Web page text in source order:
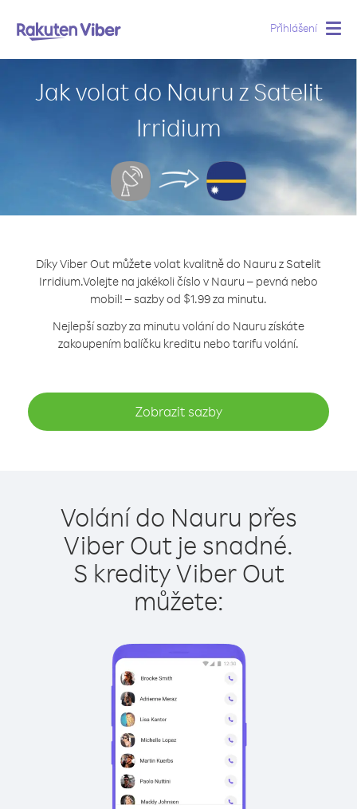
Přihlášení
Jak volat do Nauru z Satelit
Irridium
Díky Viber Out můžete volat kvalitně do Nauru z Satelit
Irridium.Volejte na jakékoli číslo v Nauru – pevná nebo
mobil! – sazby od $1.99 za minutu.
Nejlepší sazby za minutu volání do Nauru získáte
zakoupením balíčku kreditu nebo tarifu volání.
Zobrazit sazby
Volání do Nauru přes
Viber Out je snadné.
S kredity Viber Out
můžete: